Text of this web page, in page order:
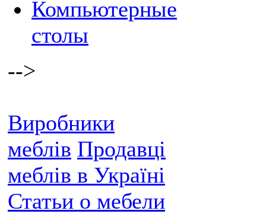
Компьютерные
столы
-->
Виробники
меблів Продавці
меблів в Україні
Статьи о мебели